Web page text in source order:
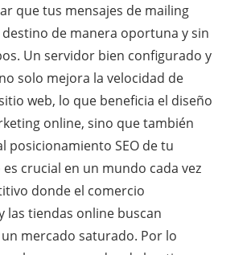
que tus mensajes de mailing
destino de manera oportuna y sin
Un servidor bien configurado y
solo mejora la velocidad de
web, lo que beneficia el diseño
online, sino que también
posicionamiento SEO de tu
es crucial en un mundo cada vez
donde el comercio
las tiendas online buscan
mercado saturado. Por lo